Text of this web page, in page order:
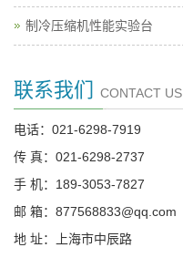
制冷压缩机性能实验台
联系我们 CONTACT US
电话：021-6298-7919
传 真：021-6298-2737
手 机：189-3053-7827
邮 箱：877568833@qq.com
地 址：上海市中辰路